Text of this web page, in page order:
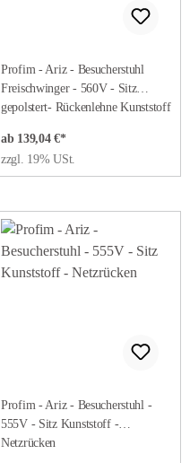
Profim - Ariz - Besucherstuhl
Freischwinger - 560V - Sitz
gepolstert- Rückenlehne Kunststoff
ab 139,04 €*
zzgl. 19% USt.
Profim - Ariz - Besucherstuhl -
555V - Sitz Kunststoff -
Netzrücken